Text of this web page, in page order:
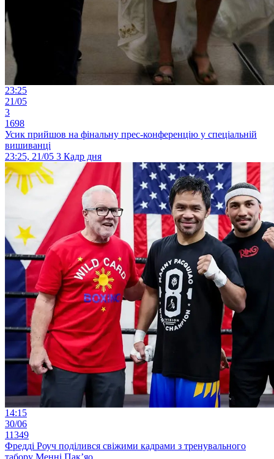
23:25
21/05
3
1698
Усик прийшов на фінальну прес-конференцію у спеціальній
вишиванці
23:25, 21/05 3 Кадр дня
14:15
30/06
11349
Фредді Роуч поділився свіжими кадрами з тренувального